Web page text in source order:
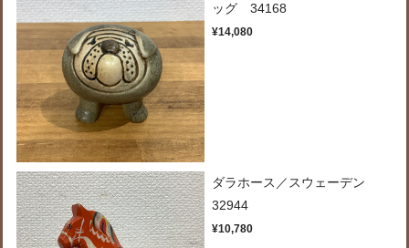
ッグ 34168
¥14,080
ダラホース／スウェーデン
32944
¥10,780